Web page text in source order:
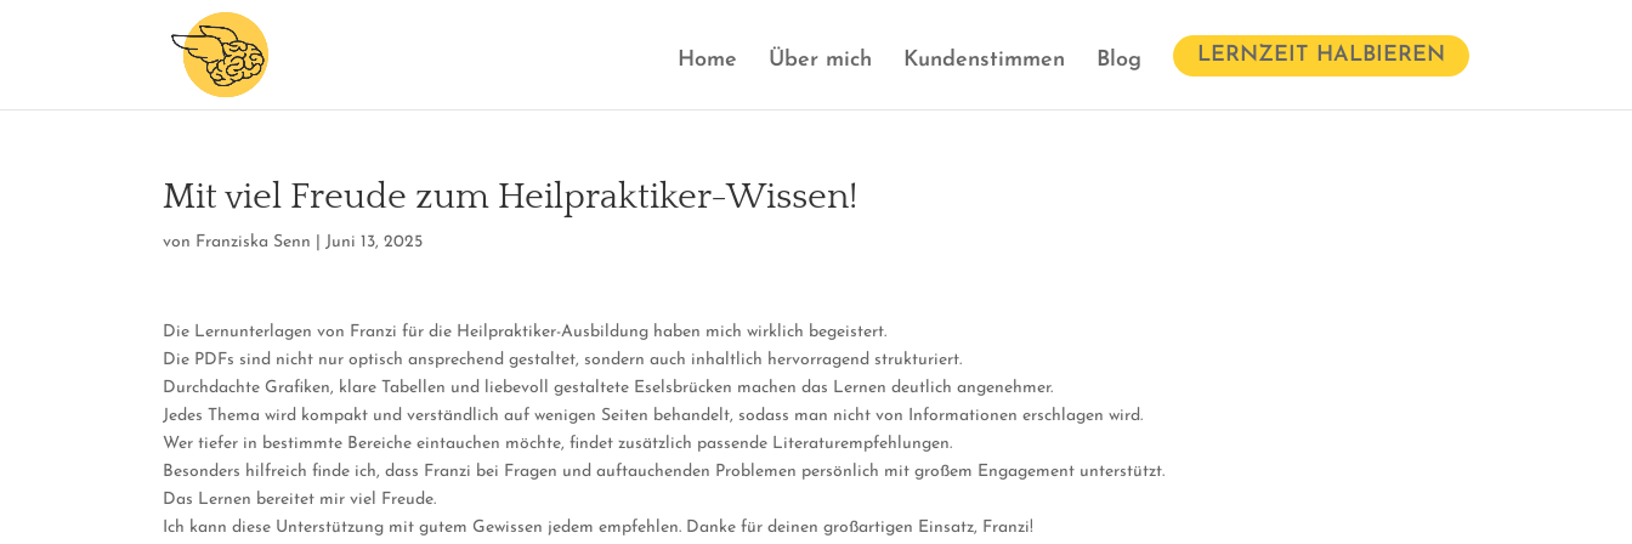
Home Über mich Kundenstimmen Blog LERNZEIT HALBIEREN
Mit viel Freude zum Heilpraktiker-Wissen!
von Franziska Senn |Juni 13, 2025
Die Lernunterlagen von Franzi für die Heilpraktiker-Ausbildung haben mich wirklich begeistert.
Die PDFs sind nicht nur optisch ansprechend gestaltet, sondern auch inhaltlich hervorragend strukturiert.
Durchdachte Grafiken, klare Tabellen und liebevoll gestaltete Eselsbrücken machen das Lernen deutlich angenehmer.
Jedes Thema wird kompakt und verständlich auf wenigen Seiten behandelt, sodass man nicht von Informationen erschlagen wird.
Wer tiefer in bestimmte Bereiche eintauchen möchte, findet zusätzlich passende Literaturempfehlungen.
Besonders hilfreich finde ich, dass Franzi bei Fragen und auftauchenden Problemen persönlich mit großem Engagement unterstützt.
Das Lernen bereitet mir viel Freude.
Ich kann diese Unterstützung mit gutem Gewissen jedem empfehlen. Danke für deinen großartigen Einsatz, Franzi!